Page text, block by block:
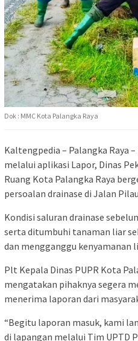
Dok : MMC Kota Palangka Raya
Kaltengpedia – Palangka Raya
melalui aplikasi Lapor, Dinas
Ruang Kota Palangka Raya
persoalan drainase di Jalan
Kondisi saluran drainase
serta ditumbuhi tanaman liar
dan mengganggu kenyamanan
Plt Kepala Dinas PUPR Kota
mengatakan pihaknya segera
menerima laporan dari
“Begitu laporan masuk, kami
di lapangan melalui Tim UPTD